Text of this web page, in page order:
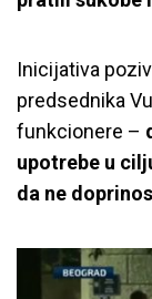
Inicijativa
predsednika
funkcionere –
upotrebe u
da ne